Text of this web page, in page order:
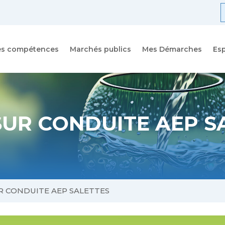
compétences Marchés publics Mes Démarches
CONDUITE AEP
CONDUITE AEP SALETTES